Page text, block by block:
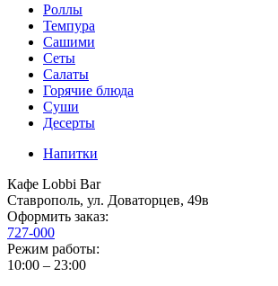
Роллы
Темпура
Сашими
Сеты
Салаты
Горячие блюда
Суши
Десерты
Напитки
Кафе Lobbi Bar
Ставрополь, ул. Доваторцев, 49в
Оформить заказ:
727-000
Режим работы:
10:00 – 23:00